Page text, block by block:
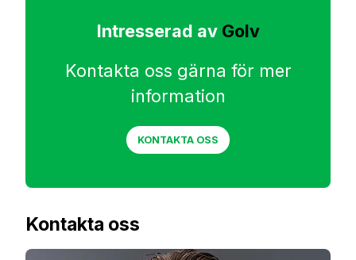
Intresserad av Golv
Kontakta oss gärna för mer
information
KONTAKTA OSS
Kontakta oss